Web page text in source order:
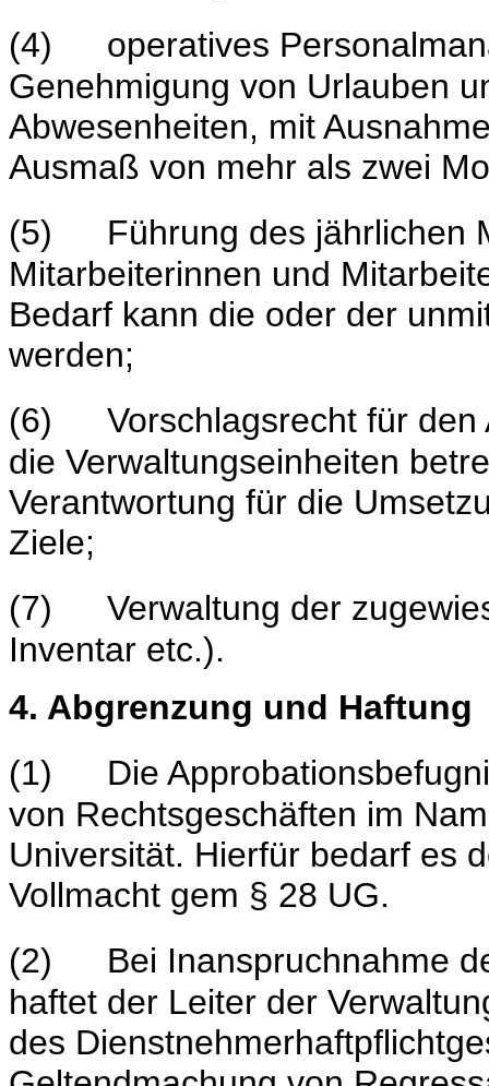
(4)
operatives
Genehmigung von Urlauben
Abwesenheiten, mit
Ausmaß von mehr als zwei
(5)
Führung des jährlichen
Mitarbeiterinnen und
Bedarf kann die oder der
werden;
(6)
Vorschlagsrecht für
die Verwaltungseinheiten
Verantwortung für die
Ziele;
(7)
Verwaltung der
Inventar etc.).
4. Abgrenzung und Haftung
(1)
Die
von Rechtsgeschäften im
Universität. Hierfür bedarf es
Vollmacht gem § 28 UG.
(2)
Bei Inanspruchnahme
haftet der Leiter der
des